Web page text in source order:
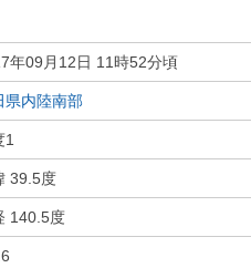
年09月12日 11時52分頃
県内陸南部
1
39.5度
140.5度